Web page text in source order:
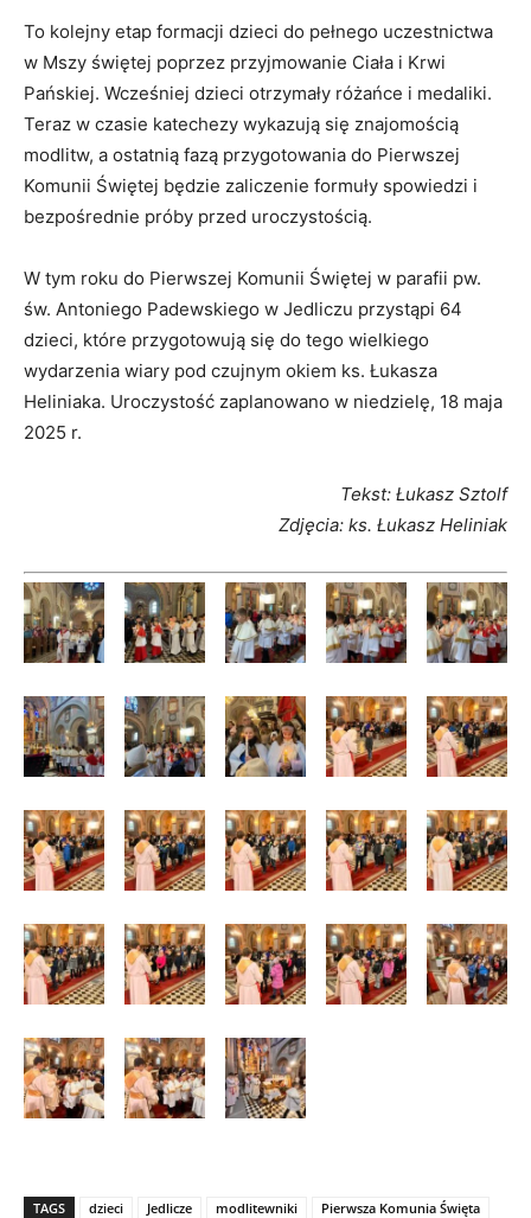
To kolejny etap formacji dzieci do pełnego uczestnictwa
w Mszy świętej poprzez przyjmowanie Ciała i Krwi
Pańskiej. Wcześniej dzieci otrzymały różańce i medaliki.
Teraz w czasie katechezy wykazują się znajomością
modlitw, a ostatnią fazą przygotowania do Pierwszej
Komunii Świętej będzie zaliczenie formuły spowiedzi i
bezpośrednie próby przed uroczystością.
W tym roku do Pierwszej Komunii Świętej w parafii pw.
św. Antoniego Padewskiego w Jedliczu przystąpi 64
dzieci, które przygotowują się do tego wielkiego
wydarzenia wiary pod czujnym okiem ks. Łukasza
Heliniaka. Uroczystość zaplanowano w niedzielę, 18 maja
2025 r.
Tekst: Łukasz Sztolf
Zdjęcia: ks. Łukasz Heliniak
TAGS dzieci Jedlicze modlitewniki
Pierwsza Komunia Święta